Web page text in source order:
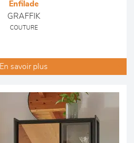
Enfilade
GRAFFIK
COUTURE
En savoir plus